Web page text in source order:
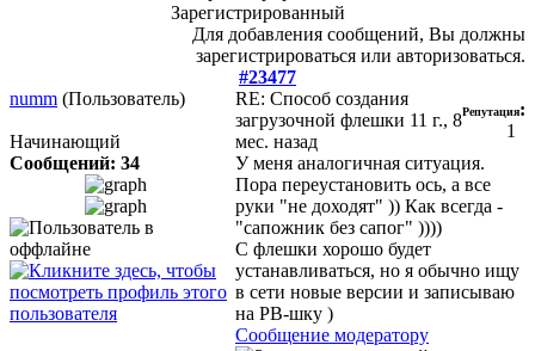
Зарегистрированный
Для добавления сообщений, Вы должны
зарегистрироваться или авторизоваться.
#23477
numm (Пользователь)
Начинающий
Сообщений: 34
RE: Способ создания
загрузочной флешки 11 г., 8
мес. назад
Репутация:
1
У меня аналогичная ситуация.
Пора переустановить ось, а все
руки "не доходят" )) Как всегда -
"сапожник без сапог" ))))
С флешки хорошо будет
устанавливаться, но я обычно ищу
в сети новые версии и записываю
на РВ-шку )
Сообщение модератору